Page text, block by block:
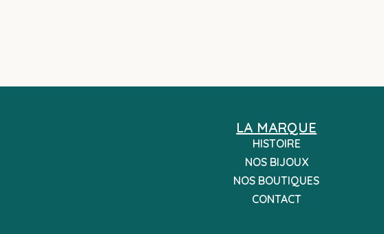
LA MARQUE
HISTOIRE
NOS BIJOUX
NOS BOUTIQUES
CONTACT